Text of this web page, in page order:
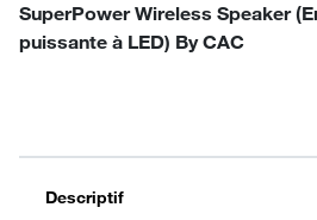
SuperPower Wireless Speaker
puissante à LED) By CAC
Descriptif